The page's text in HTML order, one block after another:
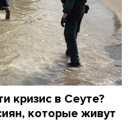
кризис в Сеуте?
которые живут